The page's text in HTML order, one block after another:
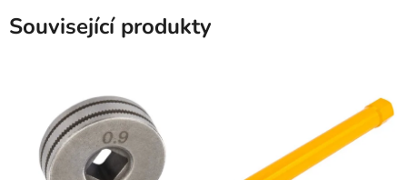
Související produkty